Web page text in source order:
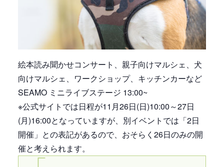
絵本読み聞かせコンサート、親子向けマルシェ、犬
向けマルシェ、ワークショップ、キッチンカーなど
SEAMO ミニライブステージ 13:00~
※公式サイトでは日程が11月26日(日)10:00～27日
(月)16:00となっていますが、別イベントでは「2日
開催」との表記があるので、おそらく26日のみの開
催と考えられます。